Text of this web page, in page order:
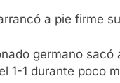
a pie firme
germano
1-1 durante poco